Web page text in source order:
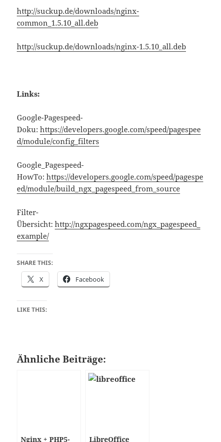
http://suckup.de/downloads/nginx-
common_1.5.10_all.deb
http://suckup.de/downloads/nginx-1.5.10_all.deb
Links:
Google-Pagespeed-
Doku:https://developers.google.com/speed/pagespee
d/module/config_filters
Google_Pagespeed-
HowTo:https://developers.google.com/speed/pagespe
ed/module/build_ngx_pagespeed_from_source
Filter-
Übersicht:http://ngxpagespeed.com/ngx_pagespeed_
example/
SHARE THIS:
X Facebook
LIKE THIS:
Ähnliche Beiträge:
Nginx + PHP5- LibreOffice